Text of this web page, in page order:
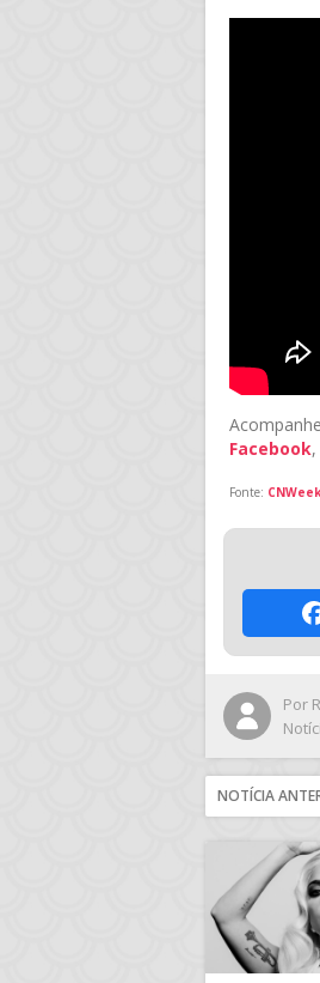
Facebook,
Fonte:
Por
NOTÍCIA